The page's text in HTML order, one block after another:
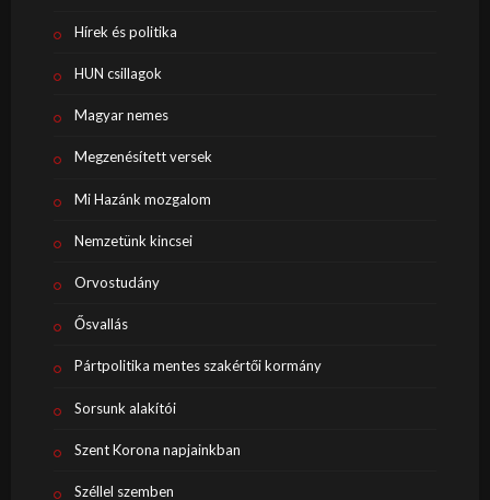
Hírek és politika
HUN csillagok
Magyar nemes
Megzenésített versek
Mi Hazánk mozgalom
Nemzetünk kincsei
Orvostudány
Ősvallás
Pártpolitika mentes szakértői kormány
Sorsunk alakítói
Szent Korona napjainkban
Széllel szemben